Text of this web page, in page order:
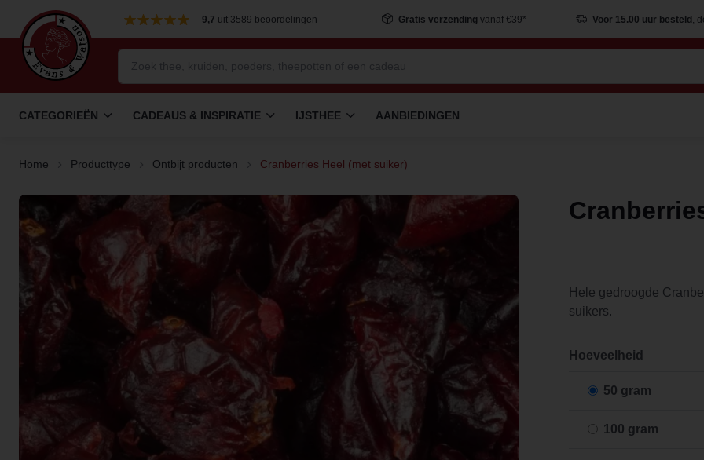
– 9,7 uit 3589 beoordelingen Gratis verzending vanaf €39* Voor 15.00 uur besteld ,
CATEGORIEËN CADEAUS & INSPIRATIE IJSTHEE AANBIEDINGEN
Home Producttype Ontbijt producten Cranberries Heel (met suiker)
Hele gedroogde
suikers.
Hoeveelheid
50 gram
100 gram